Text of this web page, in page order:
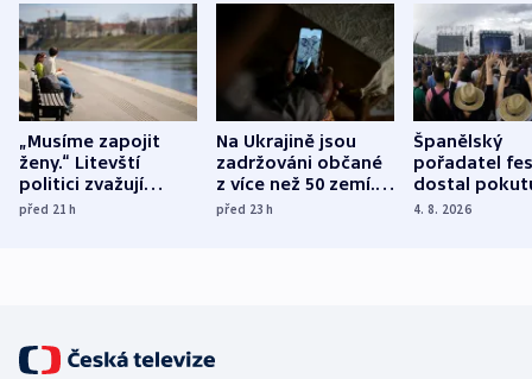
„Musíme zapojit
ženy.“ Litevští
politici zvažují
dohodu o
před 21h
Na Ukrajině jsou
zadržováni občané
z více než 50 zemí.
Bojovali na straně
před 23h
Španělský
pořadatel
dostal
nekalé
4. 8. 2026